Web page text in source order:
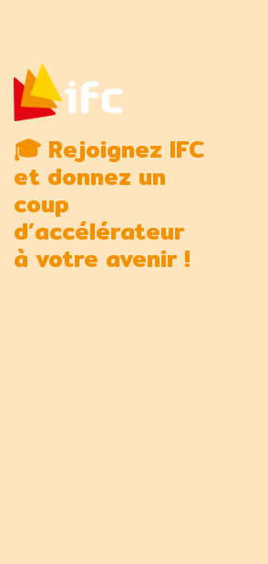
🎓 Rejoignez IFC
et donnez un
coup
d’accélérateur
à votre avenir !